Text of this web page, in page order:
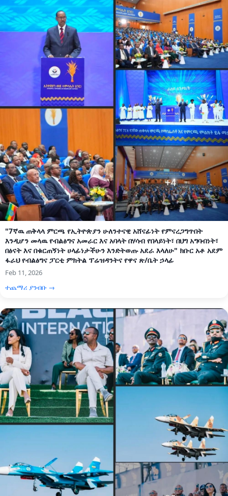
"7ኛዉ ጠቅላላ ምርጫ የኢትዮጵያን ሁለንተናዊ አሸናፊነት የምናረጋግጥበት
እንዲሆን መላዉ የብልፅግና አመራር እና አባላት በሃሳብ የበላይነት፣ በህግ አግባብነት፣
በፅናት እና በቁርጠኝነት ሀላፊነታችሁን እንድትወጡ አደራ እላለሁ" ክቡር አቶ አደም
ፋራህ የብልፅግና ፓርቲ ምክትል ፕሬዝዳንትና የዋና ጽ/ቤት ኃላፊ
Feb 11, 2026
ተጨማሪ ያንብቡ →